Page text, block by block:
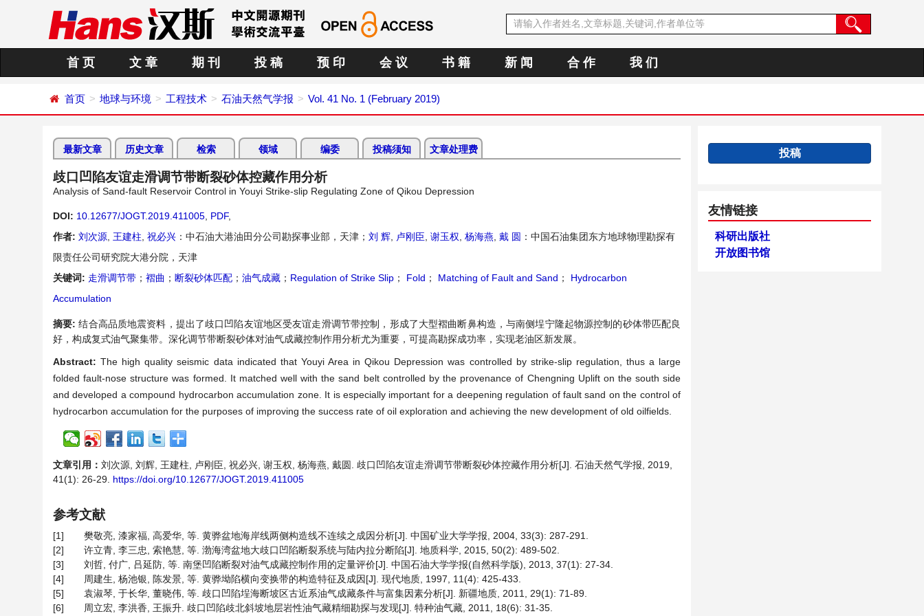
首 页 文 章 期 刊 投 稿 预 印 会 议 书 籍 新 闻 合 作 我 们
首页 地球与环境 工程技术 石油天然气学报 Vol. 41 No. 1 (February 2019)
最新文章 历史文章 检索 领域 编委 投稿须知 文章处理费
歧口凹陷友谊走滑调节带断裂砂体控藏作用分析
Analysis of Sand-fault Reservoir Control in Youyi Strike-slip Regulating Zone of Qikou Depression
DOI: 10.12677/JOGT.2019.411005 PDF,
作者: 刘次源 王建柱 祝必兴 ：中石油大港油田分公司勘探事业部，天津； 刘 辉 卢刚臣 谢玉权 杨海燕 戴 圆 ：中国石油集团东方地球物理勘探有
限责任公司研究院大港分院，天津
关键词: 走滑调节带 ； 褶曲 ； 断裂砂体匹配 ； 油气成藏 ； Regulation of Strike Slip ； Fold ； Matching of Fault and Sand ；
Hydrocarbon
Accumulation
摘要:结合高品质地震资料，提出了歧口凹陷友谊地区受友谊走滑调节带控制，形成了大型褶曲断鼻构造，与南侧埕宁隆起物源控制的砂体带匹配良
好，构成复式油气聚集带。深化调节带断裂砂体对油气成藏控制作用分析尤为重要，可提高勘探成功率，实现老油区新发展。
Abstract:The high quality seismic data indicated that Youyi Area in Qikou Depression was controlled by strike-slip regulation, thus a large
folded fault-nose structure was formed. It matched well with the sand belt controlled by the provenance of Chengning Uplift on the south side
and developed a compound hydrocarbon accumulation zone. It is especially important for a deepening regulation of fault sand on the control of
hydrocarbon accumulation for the purposes of improving the success rate of oil exploration and achieving the new development of old oilfields.
文章引用： 刘次源, 刘辉, 王建柱, 卢刚臣, 祝必兴, 谢玉权, 杨海燕, 戴圆. 歧口凹陷友谊走滑调节带断裂砂体控藏作用分析[J]. 石油天然气学报, 2019,
41(1): 26-29. https://doi.org/10.12677/JOGT.2019.411005
参考文献
[1]
樊敬亮, 漆家福, 高爱华, 等. 黄骅盆地海岸线两侧构造线不连续之成因分析[J]. 中国矿业大学学报, 2004, 33(3): 287-291.
[2]
许立青, 李三忠, 索艳慧, 等. 渤海湾盆地大歧口凹陷断裂系统与陆内拉分断陷[J]. 地质科学, 2015, 50(2): 489-502.
[3]
刘哲, 付广, 吕延防, 等. 南堡凹陷断裂对油气成藏控制作用的定量评价[J]. 中国石油大学学报(自然科学版), 2013, 37(1): 27-34.
[4]
周建生, 杨池银, 陈发景, 等. 黄骅坳陷横向变换带的构造特征及成因[J]. 现代地质, 1997, 11(4): 425-433.
[5]
袁淑琴, 于长华, 董晓伟, 等. 歧口凹陷埕海断坡区古近系油气成藏条件与富集因素分析[J]. 新疆地质, 2011, 29(1): 71-89.
[6]
周立宏, 李洪香, 王振升. 歧口凹陷歧北斜坡地层岩性油气藏精细勘探与发现[J]. 特种油气藏, 2011, 18(6): 31-35.
投稿
友情链接
科研出版社
开放图书馆